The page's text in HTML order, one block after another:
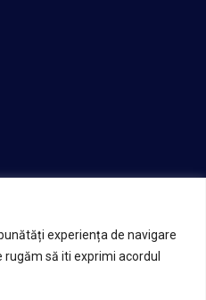
experiența de navigare
să iti exprimi acordul
în mod obligatoriu poziția oficială